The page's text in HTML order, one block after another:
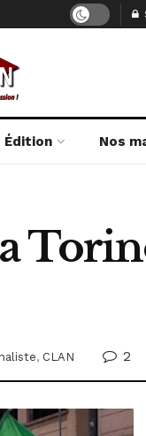
Édition Nos
, CLAN 2